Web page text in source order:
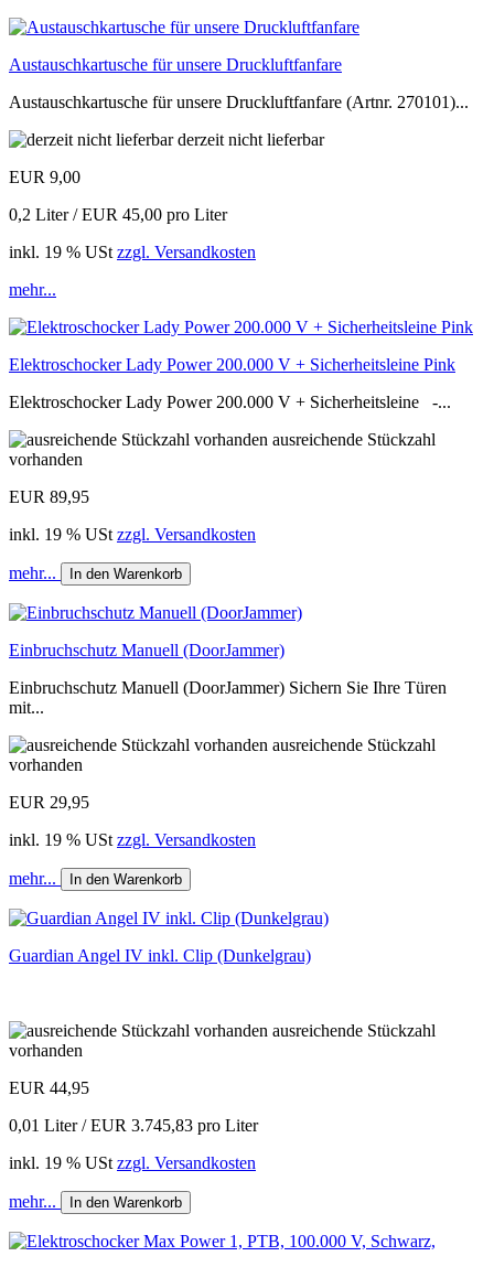
Austauschkartusche für unsere Druckluftfanfare
Austauschkartusche für unsere Druckluftfanfare (Artnr. 270101)...
derzeit nicht lieferbar
EUR 9,00
0,2 Liter / EUR 45,00 pro Liter
inkl. 19 % USt zzgl. Versandkosten
mehr...
Elektroschocker Lady Power 200.000 V + Sicherheitsleine Pink
Elektroschocker Lady Power 200.000 V + Sicherheitsleine -...
ausreichende Stückzahl
vorhanden
EUR 89,95
inkl. 19 % USt zzgl. Versandkosten
mehr... In den Warenkorb
Einbruchschutz Manuell (DoorJammer)
Einbruchschutz Manuell (DoorJammer) Sichern Sie Ihre Türen
mit...
ausreichende Stückzahl
vorhanden
EUR 29,95
inkl. 19 % USt zzgl. Versandkosten
mehr... In den Warenkorb
Guardian Angel IV inkl. Clip (Dunkelgrau)
ausreichende Stückzahl
vorhanden
EUR 44,95
0,01 Liter / EUR 3.745,83 pro Liter
inkl. 19 % USt zzgl. Versandkosten
mehr... In den Warenkorb